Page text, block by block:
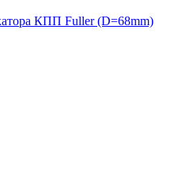
КПП Fuller (D=68mm)